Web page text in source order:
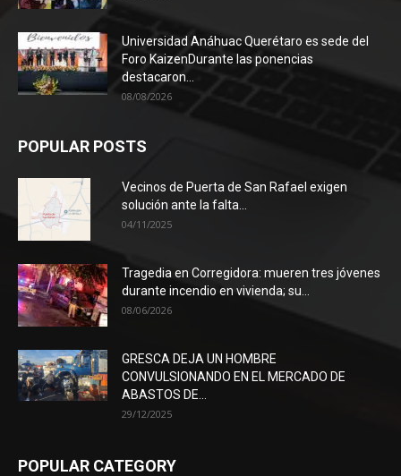
Universidad Anáhuac Querétaro es sede del
Foro KaizenDurante las ponencias
destacaron...
08/08/2026
POPULAR POSTS
Vecinos de Puerta de San Rafael exigen
solución ante la falta...
04/11/2025
Tragedia en Corregidora: mueren tres jóvenes
durante incendio en vivienda; su...
08/06/2026
GRESCA DEJA UN HOMBRE
CONVULSIONANDO EN EL MERCADO DE
ABASTOS DE...
29/12/2025
POPULAR CATEGORY